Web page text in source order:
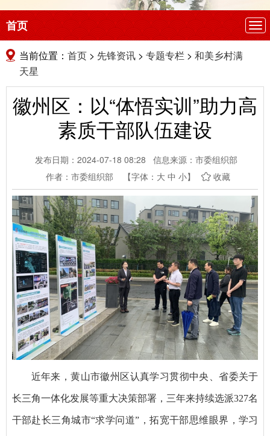
导
首页
当前位置： 首页 > 先锋资讯 > 专题专栏 > 和美乡村满
天星
徽州区：以“体悟实训”助力高
素质干部队伍建设
发布日期：2024-07-18 08:28
信息来源：市委组织部
作者：市委组织部
【字体： 大 中 小】 收藏
近年来，黄山市徽州区认真学习贯彻中央、省委关于
长三角一体化发展等重大决策部署，三年来持续选派327名
干部赴长三角城市“求学问道”，拓宽干部思维眼界，学习